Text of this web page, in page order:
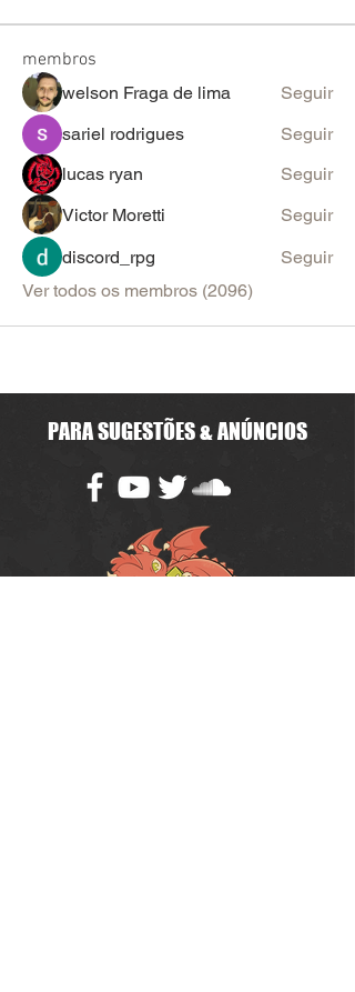
membros
welson Fraga de lima
Seguir
sariel rodrigues
Seguir
lucas ryan
Seguir
Victor Moretti
Seguir
discord_rpg
Seguir
Ver todos os membros (2096)
PARA SUGESTÕES & ANÚNCIOS